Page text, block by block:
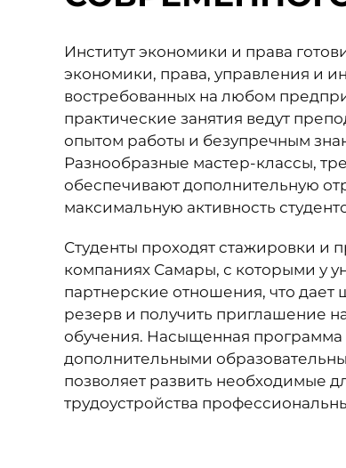
Институт экономики и права
экономики, права, управления и
востребованных на любом
практические занятия ведут
опытом работы и безупречным
Разнообразные мастер-классы,
обеспечивают дополнительную
максимальную активность
Студенты проходят стажировки и
компаниях Самары, с которыми у
партнерские отношения, что дает
резерв и получить приглашение
обучения. Насыщенная программа
дополнительными
позволяет развить необходимые
трудоустройства